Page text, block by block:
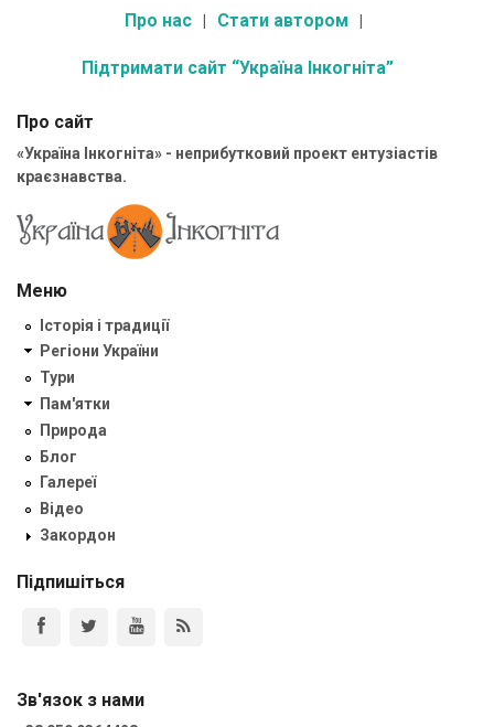
Про нас Стати автором
Підтримати сайт “Україна Інкогніта”
Про сайт
«Україна Інкогніта» - неприбутковий проект ентузіастів
краєзнавства.
Меню
Історія і традиції
Регіони України
Тури
Пам'ятки
Природа
Блог
Галереї
Відео
Закордон
Підпишіться
Зв'язок з нами